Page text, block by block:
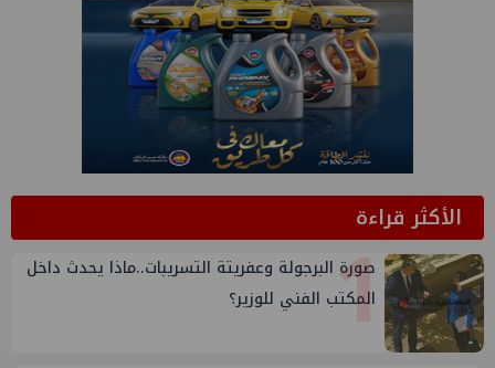
الأكثر قراءة1
صورة البرجولة وعفريتة التسريبات..ماذا يحدث داخل
المكتب الفني للوزير؟